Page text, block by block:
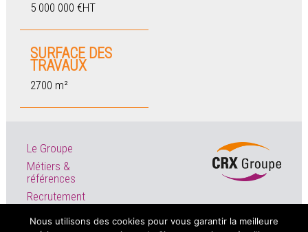
5 000 000 €HT
SURFACE DES
TRAVAUX
2700 m²
Le Groupe
Métiers &
références
Recrutement
Actualités
Nous utilisons des cookies pour vous garantir la meilleure